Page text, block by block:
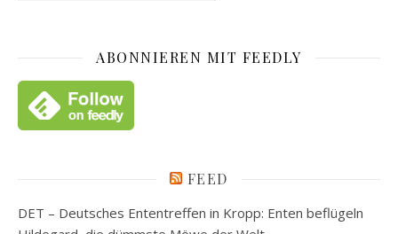
ABONNIEREN MIT FEEDLY
FEED
DET – Deutsches Ententreffen in Kropp: Enten beflügeln